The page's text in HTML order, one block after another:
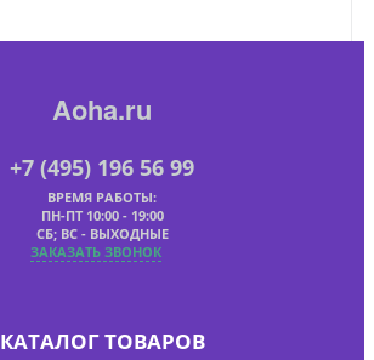
Aoha.ru
+7 (495) 196 56 99
ВРЕМЯ РАБОТЫ:
ПН-ПТ 10:00 - 19:00
СБ; ВС - ВЫХОДНЫЕ
ЗАКАЗАТЬ ЗВОНОК
КАТАЛОГ ТОВАРОВ